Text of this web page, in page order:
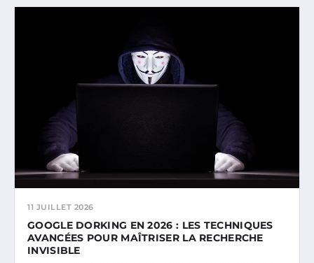
11 JUILLET 2026
GOOGLE DORKING EN 2026 : LES TECHNIQUES
AVANCÉES POUR MAÎTRISER LA RECHERCHE
INVISIBLE